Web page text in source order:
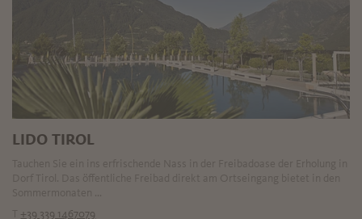
LIDO TIROL
+39 339 1467079